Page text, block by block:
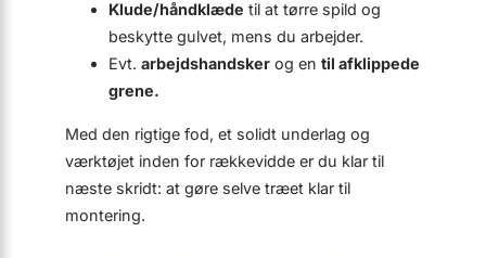
Klude/håndklæde til at tørre spild og
beskytte gulvet, mens du arbejder.
Evt. arbejdshandsker og en til afklippede
grene.
Med den rigtige fod, et solidt underlag og
værktøjet inden for rækkevidde er du klar til
næste skridt: at gøre selve træet klar til
montering.